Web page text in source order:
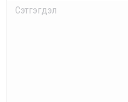
Comment